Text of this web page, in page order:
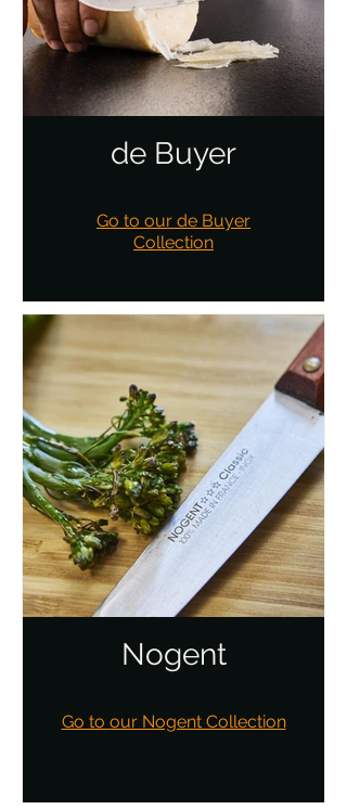
de Buyer
Go to our de Buyer
Collection
Nogent
Go to our Nogent Collection